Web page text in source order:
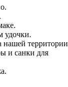
удочки.
нашей территории
и санки для